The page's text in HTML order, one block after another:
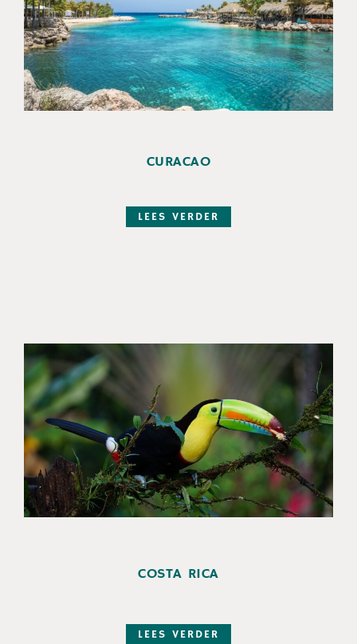
CURACAO
LEES VERDER
COSTA RICA
LEES VERDER